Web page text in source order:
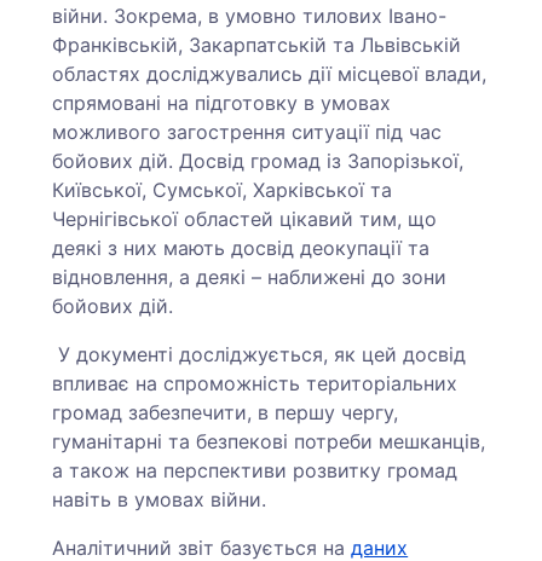
війни. Зокрема, в умовно тилових Івано-
Франківській, Закарпатській та Львівській
областях досліджувались дії місцевої влади,
спрямовані на підготовку в умовах
можливого загострення ситуації під час
бойових дій. Досвід громад із Запорізької,
Київської, Сумської, Харківської та
Чернігівської областей цікавий тим, що
деякі з них мають досвід деокупації та
відновлення, а деякі – наближені до зони
бойових дій.
У документі досліджується, як цей досвід
впливає на спроможність територіальних
громад забезпечити, в першу чергу,
гуманітарні та безпекові потреби мешканців,
а також на перспективи розвитку громад
навіть в умовах війни.
Аналітичний звіт базується наданих